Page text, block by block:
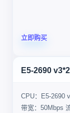
立即购买
E5-2690
CPU：E5-2690
带宽：50Mbps